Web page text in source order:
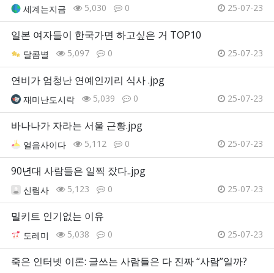
세계는지금 5,030 0 25-07-23
일본 여자들이 한국가면 하고싶은 거 TOP10
달콤별 5,097 0 25-07-23
연비가 엄청난 연예인끼리 식사 .jpg
재미난도시락 5,039 0 25-07-23
바나나가 자라는 서울 근황.jpg
얼음사이다 5,112 0 25-07-23
90년대 사람들은 일찍 잤다..jpg
신림사 5,123 0 25-07-23
밀키트 인기없는 이유
도레미 5,038 0 25-07-23
죽은 인터넷 이론: 글쓰는 사람들은 다 진짜 “사람”일까?